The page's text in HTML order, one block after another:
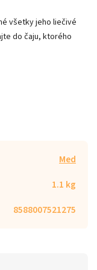
všetky jeho liečivé
do čaju, ktorého
Med
1.1 kg
8588007521275